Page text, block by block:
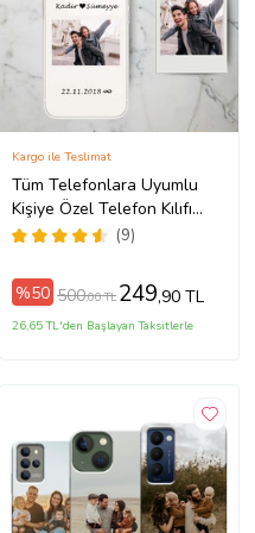
Tüm Telefonlara Uyumlu
Kişiye Özel Telefon Kılıfı
Tüm Modeller Açıklamada
(9)
Kargo ile Teslimat
%50 500,00 TL 249,90 TL
26,65 TL'den Başlayan Taksitlerle